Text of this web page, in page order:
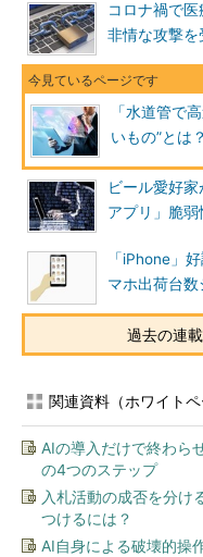
コロナ禍で
非情な攻撃を
「水道管で
いもの”とは？
ビール愛好
アプリ」脆
「iPhone」
マホ出荷台
過去の連
関連資料（ホワイトペ
AIの導入だけで終わら
の4つのステップ
入札活動の成否を分
つけるには？
AI自身による破壊的操